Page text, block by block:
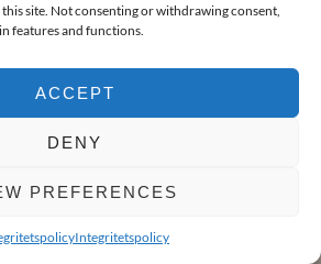
site. Not consenting or withdrawing consent,
features and functions.
ACCEPT
DENY
PREFERENCES
Integritetspolicy
– GÖTEBORG
BOKA VÄRDERING